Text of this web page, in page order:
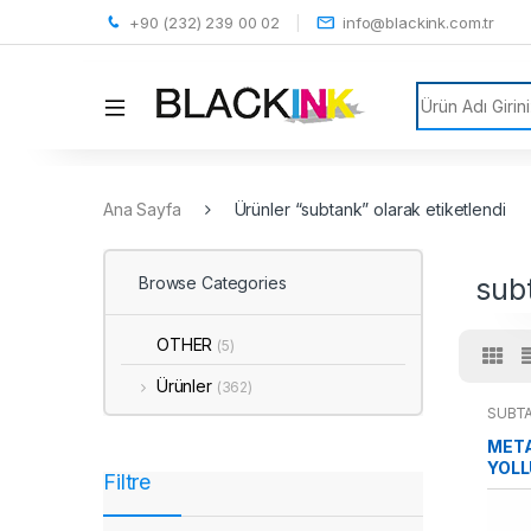
+90 (232) 239 00 02 info@blackink.com.tr
Search for:
Ana Sayfa Ürünler “subtank” olarak etiketlendi
Browse Categories
OTHER (5)
Ürünler (362)
Filtre